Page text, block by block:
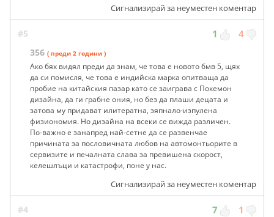
Сигнализирай за неуместен коментар
#5 1 4
356 ( преди 2 години )
Ако бях видял преди да знам, че това е новото бмв 5, щях
да си помисля, че това е индийска марка опитваща да
пробие на китайския пазар като се заиграва с Покемон
дизайна, да ги грабне ония, но без да плаши децата и
затова му придават илитератна, зяпнало-изпулена
физиономия. Но дизайна на всеки се вижда различен.
По-важно е занапред най-сетне да се развенчае
причината за пословичната любов на автомонтьорите в
сервизите и печалната слава за превишена скорост,
келешлъци и катастрофи, поне у нас.
Сигнализирай за неуместен коментар
#4 7 1